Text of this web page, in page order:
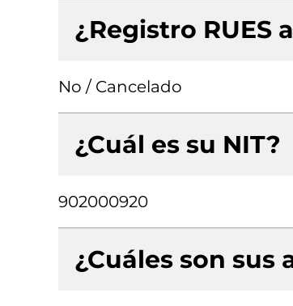
¿Registro RUES
No / Cancelado
¿Cuál es su NIT?
902000920
¿Cuáles son sus